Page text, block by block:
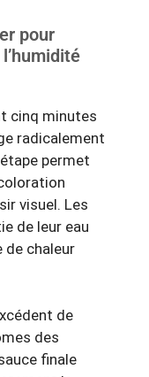
pour
cinq minutes
radicalement
permet
visuel. Les
de leur eau
de chaleur
de
des
finale